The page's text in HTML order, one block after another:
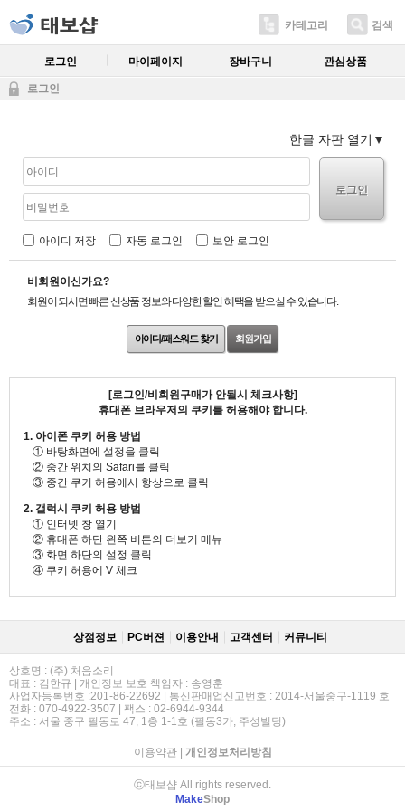
카테고리 검색
로그인 마이페이지 장바구니 관심상품
로그인
한글 자판 열기
로그인
아이디 저장 자동 로그인 보안 로그인
비회원이신가요?
회원이 되시면 빠른 신상품 정보와 다양한 할인 혜택을 받으실 수 있습니다.
아이디/패스워드 찾기 회원가입
[로그인/비회원구매가 안될시 체크사항]
휴대폰 브라우저의 쿠키를 허용해야 합니다.
1. 아이폰 쿠키 허용 방법
① 바탕화면에 설정을 클릭
② 중간 위치의 Safari를 클릭
③ 중간 쿠키 허용에서 항상으로 클릭
2. 갤럭시 쿠키 허용 방법
① 인터넷 창 열기
② 휴대폰 하단 왼쪽 버튼의 더보기 메뉴
③ 화면 하단의 설정 클릭
④ 쿠키 허용에 V 체크
상점정보 PC버젼 이용안내 고객센터 커뮤니티
상호명 : (주) 처음소리
대표 : 김한규 | 개인정보 보호 책임자 : 송영훈
사업자등록번호 :201-86-22692 | 통신판매업신고번호 : 2014-서울중구-1119 호
전화 : 070-4922-3507 | 팩스 : 02-6944-9344
주소 : 서울 중구 필동로 47, 1층 1-1호 (필동3가, 주성빌딩)
이용약관| 개인정보처리방침
ⓒ태보샵 All rights reserved.
MakeShop